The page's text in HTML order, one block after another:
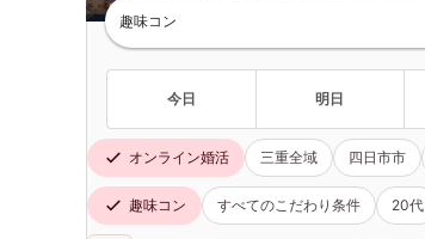
趣味コン
今日 明日
オンライン婚活 三重全域 四日市市
趣味コン すべてのこだわり条件 20代